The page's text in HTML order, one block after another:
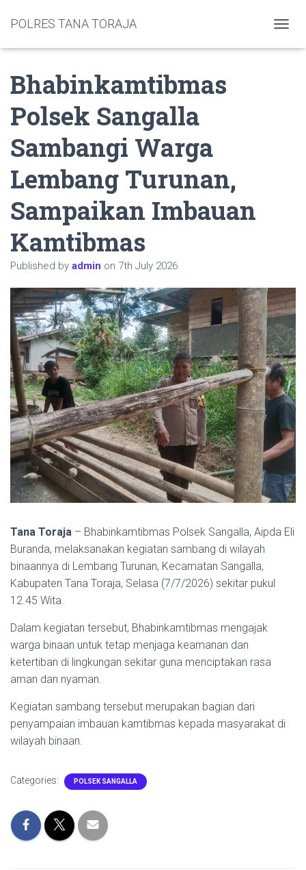
POLRES TANA TORAJA
Bhabinkamtibmas
Polsek Sangalla
Sambangi Warga
Lembang Turunan,
Sampaikan Imbauan
Kamtibmas
Published by admin on 7th July 2026
Tana Toraja – Bhabinkamtibmas Polsek Sangalla, Aipda Eli
Buranda, melaksanakan kegiatan sambang di wilayah
binaannya di Lembang Turunan, Kecamatan Sangalla,
Kabupaten Tana Toraja, Selasa (7/7/2026) sekitar pukul
12.45 Wita.
Dalam kegiatan tersebut, Bhabinkamtibmas mengajak
warga binaan untuk tetap menjaga keamanan dan
ketertiban di lingkungan sekitar guna menciptakan rasa
aman dan nyaman.
Kegiatan sambang tersebut merupakan bagian dari
penyampaian imbauan kamtibmas kepada masyarakat di
wilayah binaan.
Categories: POLSEK SANGALLA